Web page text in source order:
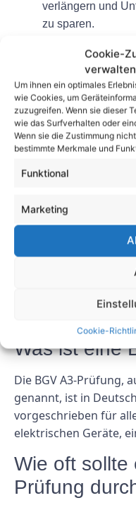
Cookie-
verwalten
Um ihnen ein optimales
wie Cookies, um
zuzugreifen. Wenn sie dieser
wie das Surfverhalten oder
Wenn sie die Zustimmung
bestimmte Merkmale und
Funktional
Marketing
Cookie-
verlängern und
zu sparen.
Abschluss
Zusammenfassend
Prüfung für die
Konformität von
unerlässlich ist. Durch
und Wartung dieser
ihre Mitarbeiter
Für Unternehmen ist
Bedeutung, die
einzuhalten, um
Konsequenzen zu
Arbeitsumfeld für
Was ist eine
Die BGV A3-Prüfung,
genannt, ist in
vorgeschrieben für
elektrischen Geräte,
Wie oft sollte
Prüfung